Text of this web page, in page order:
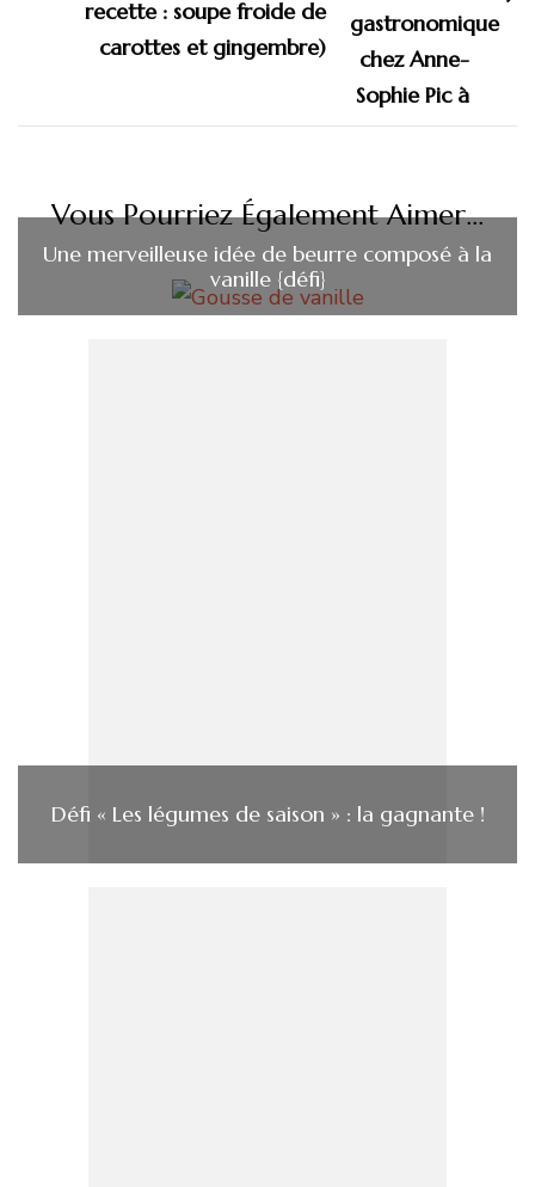
recette : soupe froide de
carottes et gingembre)
Vous Pourriez Également Aimer...
Une merveilleuse idée de beurre composé à la
vanille {défi}
Défi « Les légumes de saison » : la gagnante !